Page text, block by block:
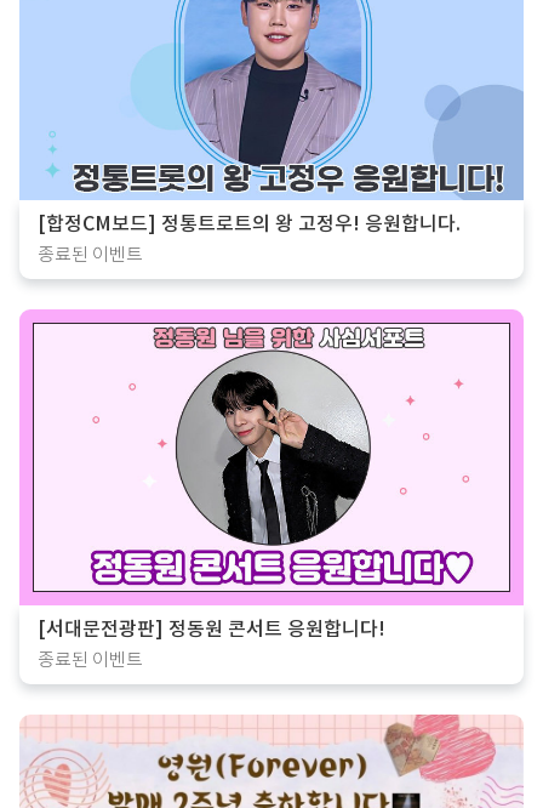
[합정CM보드] 정통트로트의 왕 고정우! 응원합니다.
종료된 이벤트
[서대문전광판] 정동원 콘서트 응원합니다!
종료된 이벤트